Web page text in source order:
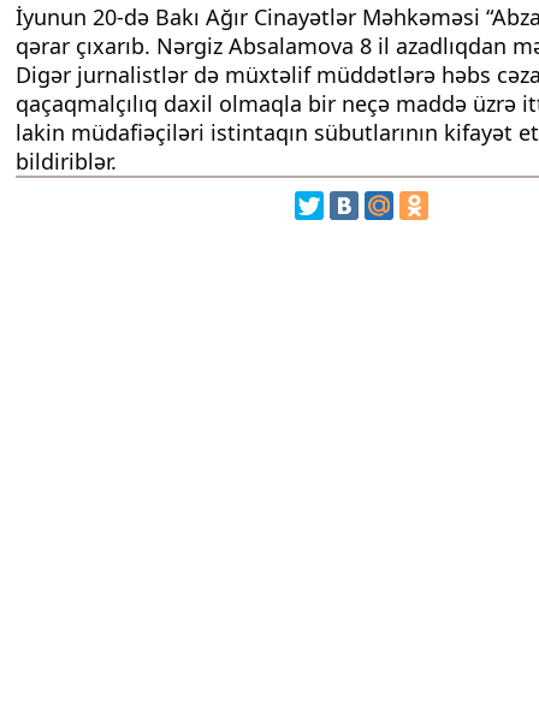
İyunun 20-də Bakı Ağır Cinayətlər Məhkəməsi
qərar çıxarıb. Nərgiz Absalamova 8 il azadlıqdan
Digər jurnalistlər də müxtəlif müddətlərə həbs
qaçaqmalçılıq daxil olmaqla bir neçə maddə üzrə
lakin müdafiəçiləri istintaqın sübutlarının kifayət
bildiriblər.